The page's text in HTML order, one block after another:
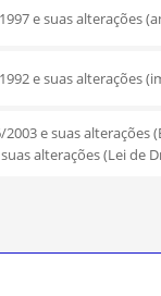
e suas alterações
e suas alterações
2003 e suas
alterações (Lei de